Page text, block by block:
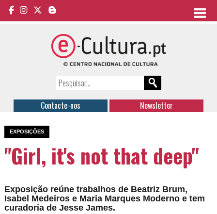
Contacte-nos Newsletter
EXPOSIÇÕES
"Girl, it's not that deep"
Exposição reúne trabalhos de Beatriz Brum,
Isabel Medeiros e Maria Marques Moderno e tem
curadoria de Jesse James.